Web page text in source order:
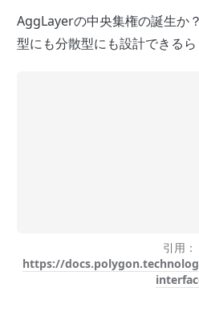
AggLayerの中央集権の誕生か
型にも分散型にも設計できるら
引用：
https://